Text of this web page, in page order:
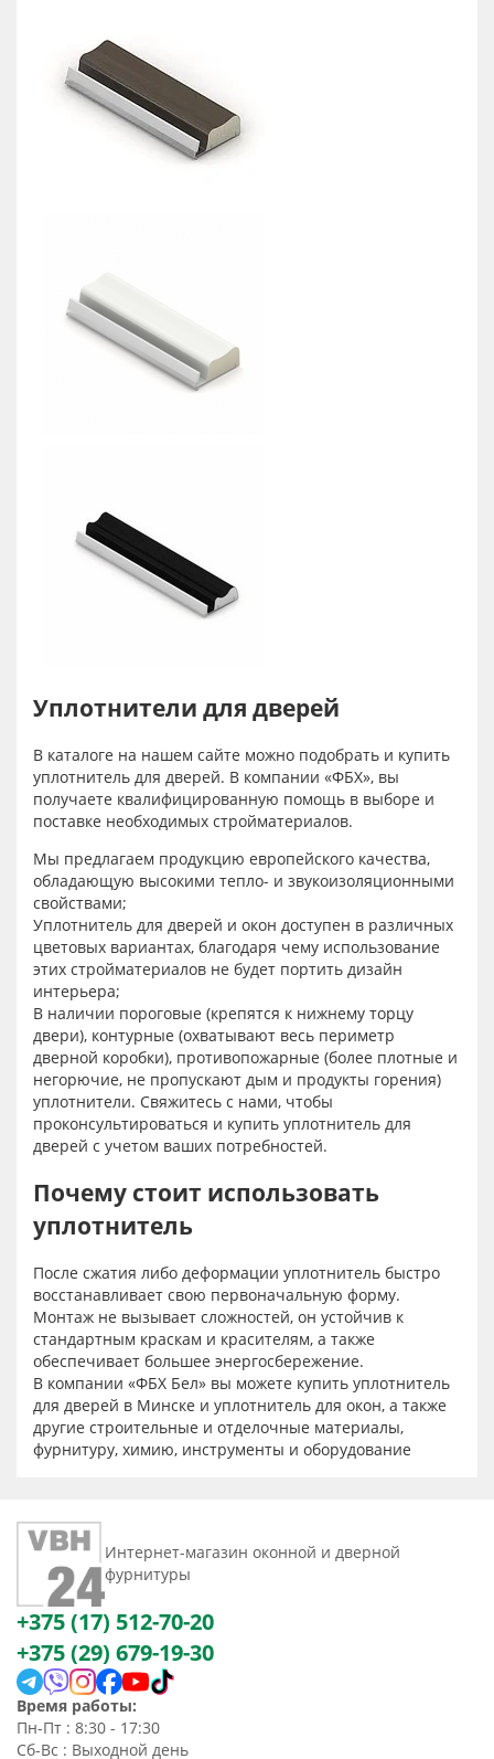
Уплотнители для дверей
В каталоге на нашем сайте можно подобрать и купить
уплотнитель для дверей. В компании «ФБХ», вы
получаете квалифицированную помощь в выборе и
поставке необходимых стройматериалов.
Мы предлагаем продукцию европейского качества,
обладающую высокими тепло- и звукоизоляционными
свойствами;
Уплотнитель для дверей и окон доступен в различных
цветовых вариантах, благодаря чему использование
этих стройматериалов не будет портить дизайн
интерьера;
В наличии пороговые (крепятся к нижнему торцу
двери), контурные (охватывают весь периметр
дверной коробки), противопожарные (более плотные и
негорючие, не пропускают дым и продукты горения)
уплотнители. Свяжитесь с нами, чтобы
проконсультироваться и купить уплотнитель для
дверей с учетом ваших потребностей.
Почему стоит использовать
уплотнитель
После сжатия либо деформации уплотнитель быстро
восстанавливает свою первоначальную форму.
Монтаж не вызывает сложностей, он устойчив к
стандартным краскам и красителям, а также
обеспечивает большее энергосбережение.
В компании «ФБХ Бел» вы можете купить уплотнитель
для дверей в Минске и уплотнитель для окон, а также
другие строительные и отделочные материалы,
фурнитуру, химию, инструменты и оборудование
Интернет-магазин оконной и дверной
фурнитуры
+375 (17) 512-70-20
+375 (29) 679-19-30
Время работы:
Пн-Пт : 8:30 - 17:30
Сб-Вс : Выходной день